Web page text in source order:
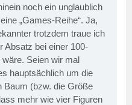
noch ein unglaublich
„Games-Reihe“. Ja,
trotzdem traue ich
Absatz bei einer 100-
wäre. Seien wir mal
hauptsächlich um die
Baum (bzw. die Größe
mehr wie vier Figuren